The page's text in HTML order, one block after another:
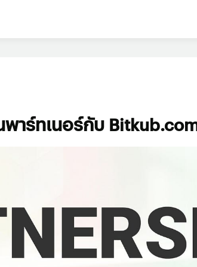
าร์ทเนอร์กับ